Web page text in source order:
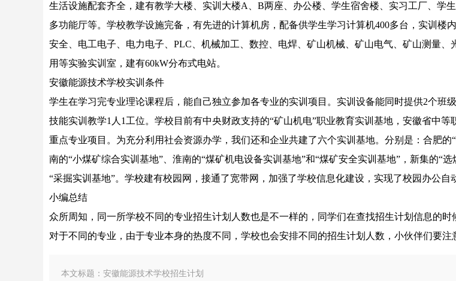
生活设施配套齐全，建有教学大楼、实训大楼A、B两座、办公楼、学生宿舍楼、实习工厂、学
多功能厅等。学校教学设施完备，有先进的计算机房，配备供学生学习计算机400多台，实训楼
安全、电工电子、电力电子、PLC、机械加工、数控、电焊、矿山机械、矿山电气、矿山测量、
用等实验实训室，建有60kW分布式电站。
安徽能源技术学校实训条件
学生在学习完专业理论课程后，能自己独立参加各专业的实训项目。实训设备能同时提供2个班
技能实训教学1人1工位。学校目前有中央财政支持的“矿山机电”职业教育实训基地，安徽省中等
重点专业项目。为充分利用社会资源办学，我们还和企业共建了六个实训基地。分别是：合肥的
南的“小煤矿综合实训基地”、淮南的“煤矿机电设备实训基地”和“煤矿安全实训基地”，新集的“
“采掘实训基地”。学校建有校园网，接通了宽带网，加强了学校信息化建设，实现了校园办公自
小编总结
众所周知，同一所学校不同的专业招生计划人数也是不一样的，同学们在查找招生计划信息的时
对于不同的专业，由于专业本身的热度不同，学校也会安排不同的招生计划人数，小伙伴们要注
本文标题：安徽能源技术学校招生计划